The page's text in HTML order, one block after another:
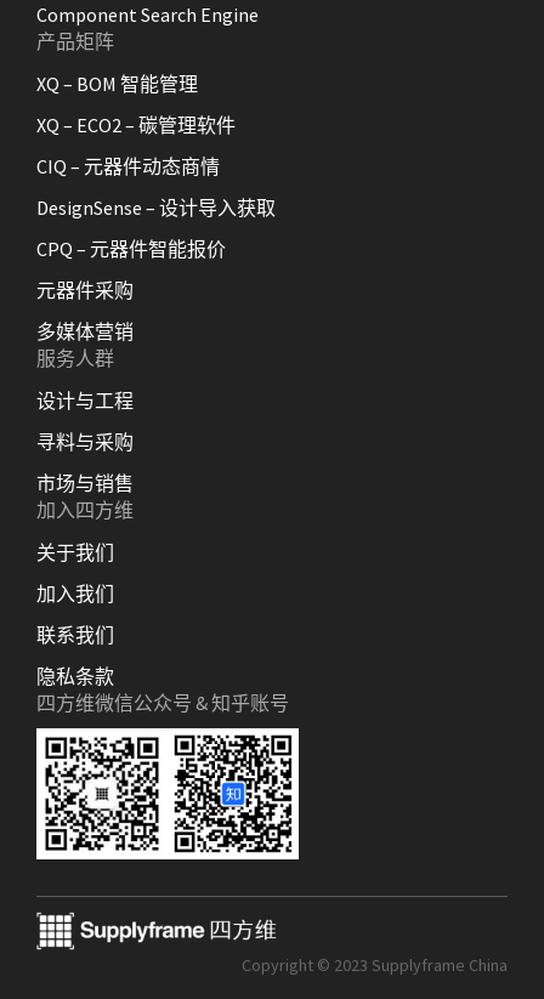
Component Search Engine
产品矩阵
XQ – BOM 智能管理
XQ – ECO2 – 碳管理软件
CIQ – 元器件动态商情
DesignSense – 设计导入获取
CPQ – 元器件智能报价
元器件采购
多媒体营销
服务人群
设计与工程
寻料与采购
市场与销售
加入四方维
关于我们
加入我们
联系我们
隐私条款
四方维微信公众号 & 知乎账号
Copyright © 2023 Supplyframe China